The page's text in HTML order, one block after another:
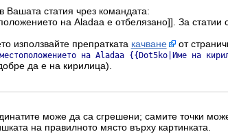
Вашата статия чрез командата:
на Aladaa е отбелязано]]. За статии
използвайте препратката качване
от
на Aladaa {{Dot5ko|Име на
да е на кирилица).
може да са сгрешени; самите точки
на правилното място върху картинката.